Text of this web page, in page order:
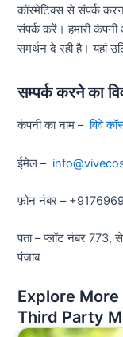
कॉस्मेटिक्स से संपर्क
संपर्क करें। हमारी कंपनी
समर्थन दे रही है। यहां
सम्पर्क करने का
कंपनी का नाम –विवे
ईमेल –
फ़ोन नंबर –
पता – प्लॉट नंबर 773,
पंजाब
Explore
Third Party